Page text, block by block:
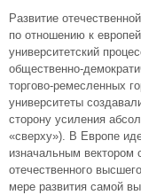
Развитие
по отношению к
университетский
общественно-
торгово-ремесленных
университеты
сторону усиления
«сверху»). В Европе
изначальным
отечественного
мере развития самой